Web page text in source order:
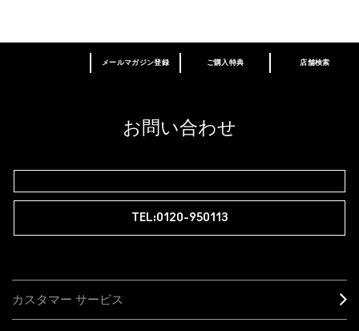
あなたはM･A･Cラバー ロイヤリティ プログ
登録後の初回購入時に10%OFF
メールマガジン登録 ご購入特典 店舗検索
お問い合わせ
TEL:0120-950113
カスタマー サービス